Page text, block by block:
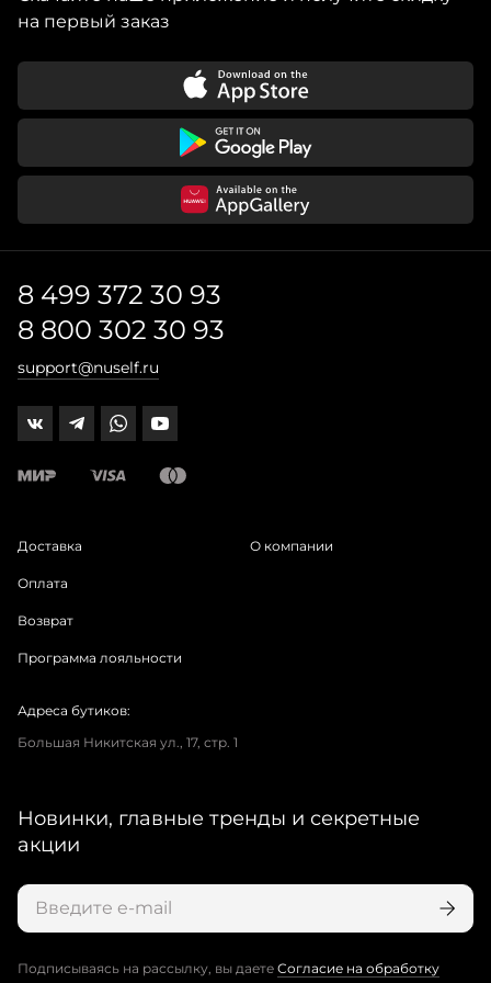
на первый заказ
8 499 372 30 93
8 800 302 30 93
support@nuself.ru
Доставка
Оплата
Возврат
Программа лояльности
О компании
Адреса бутиков:
Большая Никитская ул., 17, стр. 1
Новинки, главные тренды и секретные
акции
Подписываясь на рассылку, вы даете Согласие на обработку